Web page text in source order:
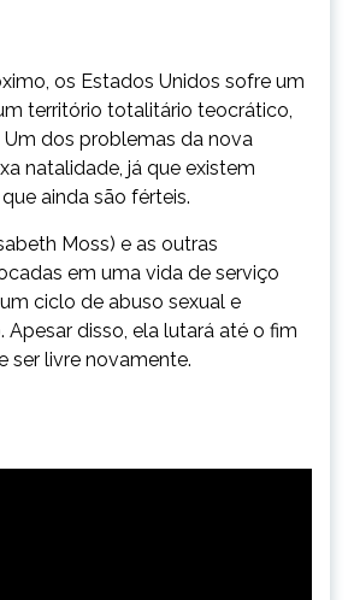
os Estados Unidos sofre um
território totalitário teocrático,
dos problemas da nova
natalidade, já que existem
ainda são férteis.
Moss) e as outras
em uma vida de serviço
ciclo de abuso sexual e
Apesar disso, ela lutará até o fim
ser livre novamente.